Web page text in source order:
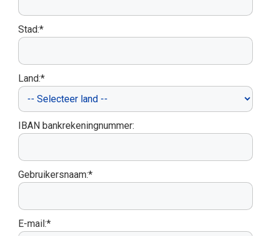
Stad:*
Land:*
IBAN bankrekeningnummer:
Gebruikersnaam:*
E-mail:*